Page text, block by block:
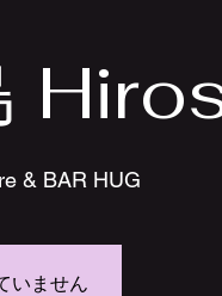
& BAR HUG
いません